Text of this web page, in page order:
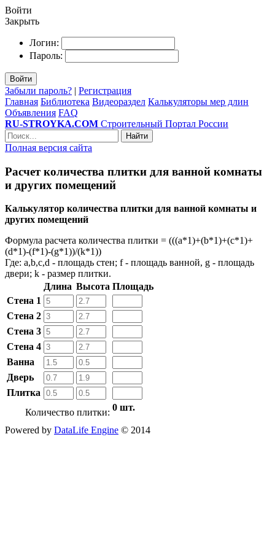
Войти
Закрыть
Логин:
Пароль:
Войти
Забыли пароль? | Регистрация
Главная Библиотека Видеораздел Калькуляторы мер длин
Объявления FAQ
RU-STROYKA.COM Строительный Портал России
Найти
Полная версия сайта
Расчет количества плитки для ванной комнаты
и других помещений
Калькулятор количества плитки для ванной комнаты и
других помещений
Формула расчета количества плитки = (((a*1)+(b*1)+(c*1)+
(d*1)-(f*1)-(g*1))/(k*1))
Где: a,b,c,d - площадь стен; f - площадь ванной, g - площадь
двери; k - размер плитки.
Длина Высота Площадь
Стена 1
Стена 2
Стена 3
Стена 4
Ванна
Дверь
Плитка
Количество плитки: 0 шт.
Powered by DataLife Engine © 2014